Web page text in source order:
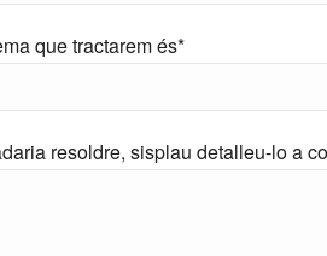
que tractarem és*
resoldre, sisplau detalleu-lo a